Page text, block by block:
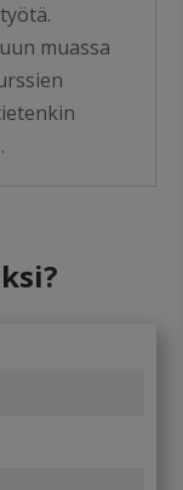
muassa
?